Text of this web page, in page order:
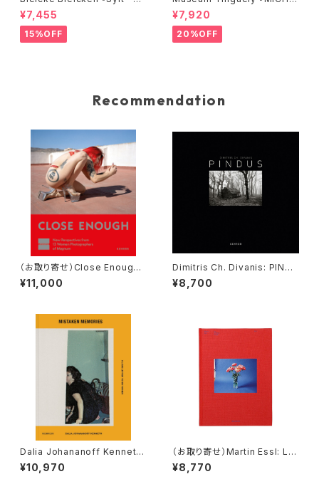
eine Insel』
¥7,455
15%OFF
EL LANDY: OUT OF ORDE
R』
¥7,920
20%OFF
Recommendation
（お取り寄せ）Close Enough:
New Perspectives from 13
Women Photographers of
¥11,000
Dimitris Ch. Divanis: PINDU
S
¥8,700
Dalia Johananoff Kenneth:
Mistaken Memories. A Lov
e Letter To My Father
¥10,970
（お取り寄せ）Martin Essl: Le
Château Rouge No 1
¥8,770